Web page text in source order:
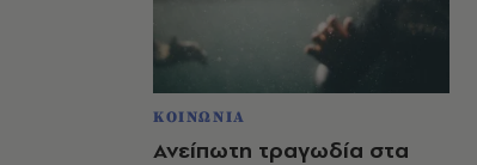
ΚΟΙΝΩΝΙΑ
Ανείπωτη τραγωδία στα